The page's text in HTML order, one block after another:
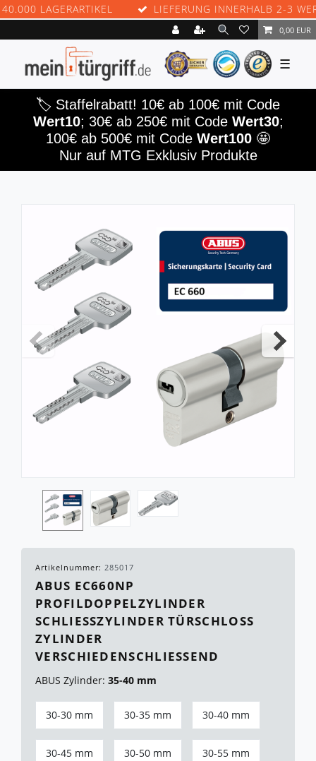
LAGERARTIKEL LIEFERUNG INNERHALB 2-3
0,00 EUR
☰
🏷️ Staffelrabatt! 10€ ab 100€ mit Code
Wert10; 30€ ab 250€ mit Code Wert30;
100€ ab 500€ mit Code Wert100 🤩
Nur auf MTG Exklusiv Produkte
Artikelnummer: 285017
ABUS EC660NP
PROFILDOPPELZYLINDER
SCHLIESSZYLINDER TÜRSCHLOSS Z
YLINDER V
ERSCHIEDENSCHLIESSEND
ABUS Zylinder: 35-40 mm
30-30 mm 30-35 mm 30-40 mm
30-45 mm 30-50 mm 30-55 mm